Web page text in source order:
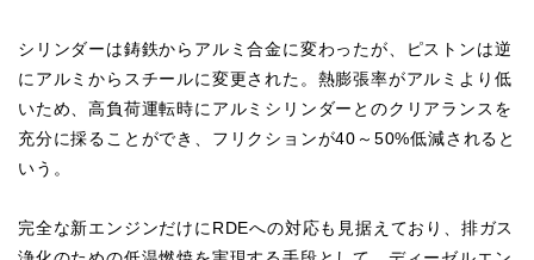
シリンダーは鋳鉄からアルミ合金に変わったが、ピストンは逆
にアルミからスチールに変更された。熱膨張率がアルミより低
いため、高負荷運転時にアルミシリンダーとのクリアランスを
充分に採ることができ、フリクションが40～50%低減されると
いう。
完全な新エンジンだけにRDEへの対応も見据えており、排ガス